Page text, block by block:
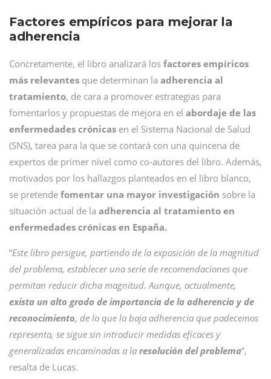
Factores empíricos para mejorar la
adherencia
Concretamente, el libro analizará los factores empíricos
más relevantes que determinan la adherencia al
tratamiento, de cara a promover estrategias para
fomentarlos y propuestas de mejora en el abordaje de las
enfermedades crónicas en el Sistema Nacional de Salud
(SNS), tarea para la que se contará con una quincena de
expertos de primer nivel como co-autores del libro. Además,
motivados por los hallazgos planteados en el libro blanco,
se pretende fomentar una mayor investigación sobre la
situación actual de la adherencia al tratamiento en
enfermedades crónicas en España.
“Este libro persigue, partiendo de la exposición de la magnitud
del problema, establecer una serie de recomendaciones que
permitan reducir dicha magnitud. Aunque, actualmente,
exista un alto grado de importancia de la adherencia y de
reconocimiento, de lo que la baja adherencia que padecemos
representa, se sigue sin introducir medidas eficaces y
generalizadas encaminadas a la resolución del problema”,
resalta de Lucas.